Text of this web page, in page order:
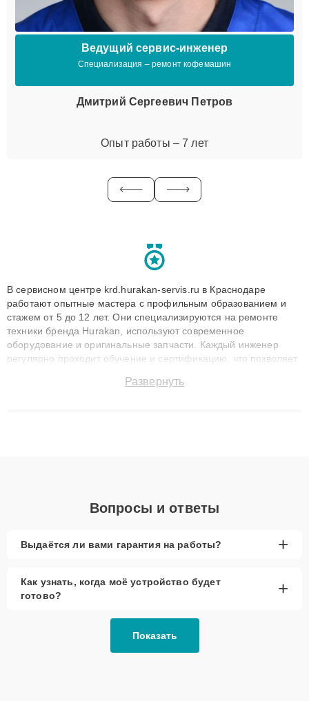
Ведущий сервис-инженер
Специализация – ремонт кофемашин
Дмитрий Сергеевич Петров
Опыт работы – 7 лет
В сервисном центре krd.hurakan-servis.ru в Краснодаре
работают опытные мастера с профильным образованием и
стажем от 5 до 12 лет. Они специализируются на ремонте
техники бренда Hurakan, используют современное
оборудование и оригинальные запчасти. Каждый инженер
регулярно проходит обучение и сертификацию, что позволяет
технику с сохранением гарантии до 3 лет. Наши мастера
Развернуть
Вопросы и ответы
Выдаётся ли вами гарантия на работы? +
Как узнать, когда моё устройство будет
готово?
+
Показать